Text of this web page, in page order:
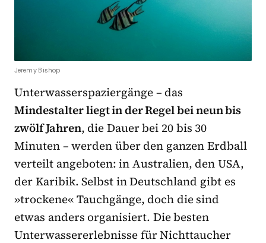
Jeremy Bishop
Unterwasserspaziergänge – das
Mindestalter liegt in der Regel bei neun bis
zwölf Jahren, die Dauer bei 20 bis 30
Minuten – werden über den ganzen Erdball
verteilt angeboten: in Australien, den USA,
der Karibik. Selbst in Deutschland gibt es
»trockene« Tauchgänge, doch die sind
etwas anders organisiert. Die besten
Unterwassererlebnisse für Nichttaucher